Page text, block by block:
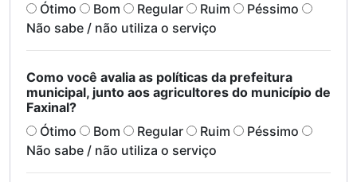
Ótimo
Bom Regular Ruim
Péssimo
Não sabe / não utiliza o serviço
Como você avalia as políticas da prefeitura
municipal, junto aos agricultores do município de
Faxinal?
Ótimo
Bom Regular Ruim
Péssimo
Não sabe / não utiliza o serviço